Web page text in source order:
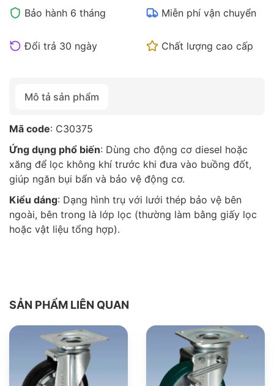
Bảo hành 6 tháng Miễn phí vận chuyển
Đổi trả 30 ngày Chất lượng cao cấp
Mô tả sản phẩm
Mã code: C30375
Ứng dụng phổ biến: Dùng cho động cơ diesel hoặc
xăng để lọc không khí trước khi đưa vào buồng đốt,
giúp ngăn bụi bẩn và bảo vệ động cơ.
Kiểu dáng: Dạng hình trụ với lưới thép bảo vệ bên
ngoài, bên trong là lớp lọc (thường làm bằng giấy lọc
hoặc vật liệu tổng hợp).
SẢN PHẨM LIÊN QUAN